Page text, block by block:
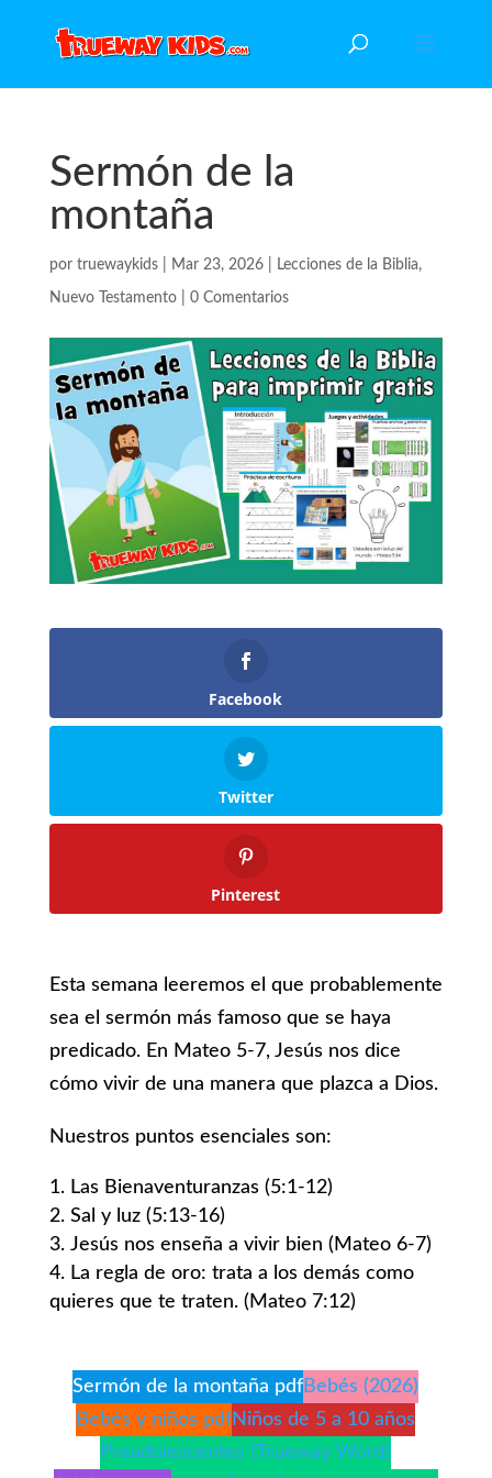
Sermón de la
montaña
por truewaykids| Mar 23, 2026| Lecciones de la Biblia,
Nuevo Testamento| 0 Comentarios
Facebook
Twitter
Pinterest
Esta semana leeremos el que probablemente
sea el sermón más famoso que se haya
predicado. En Mateo 5-7, Jesús nos dice
cómo vivir de una manera que plazca a Dios.
Nuestros puntos esenciales son:
Las Bienaventuranzas (5:1-12)
Sal y luz (5:13-16)
Jesús nos enseña a vivir bien (Mateo 6-7)
La regla de oro: trata a los demás como
quieres que te traten. (Mateo 7:12)
Sermón de la montaña pdfBebés (2026)
Bebés y niños pdfNiños de 5 a 10 años
Preadolescentes (Trueway Word)